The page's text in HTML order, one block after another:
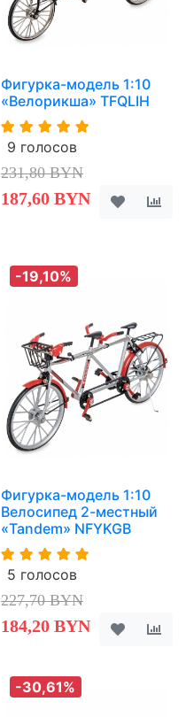
Фигурка-модель 1:10
«Велорикша» TFQLIH
9 голосов
231,80 BYN
187,60 BYN
-19,10%
Фигурка-модель 1:10
Велосипед 2-местный
«Tandem» NFYKGB
5 голосов
227,70 BYN
184,20 BYN
-30,61%